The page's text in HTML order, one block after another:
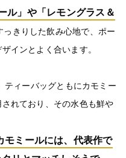
ル」や「レモングラス＆
っきりした飲み心地で、ポー
インとよく合います。
ティーバッグともにカモミー
れており、その水色も鮮や
モミールには、代表作で